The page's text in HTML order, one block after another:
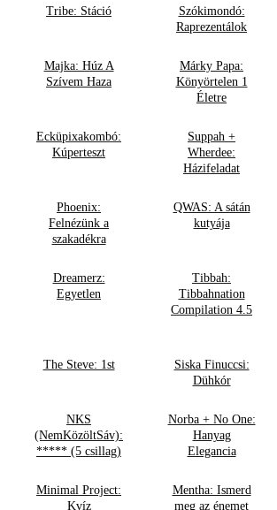
Tribe: Stáció
Szókimondó:
Raprezentálok
Majka: Húz A
Szívem Haza
Márky Papa:
Könyörtelen 1
Életre
Ecküpixakombó:
Kúperteszt
Suppah +
Wherdee:
Házifeladat
Phoenix:
Felnézünk a
szakadékra
QWAS: A sátán
kutyája
Dreamerz:
Egyetlen
Tibbah:
Tibbahnation
Compilation 4.5
The Steve: 1st
Siska Finuccsi:
Dühkór
NKS
(NemKözöltSáv):
***** (5 csillag)
Norba + No One:
Hanyag
Elegancia
Minimal Project:
Kvíz
Mentha: Ismerd
meg az énemet